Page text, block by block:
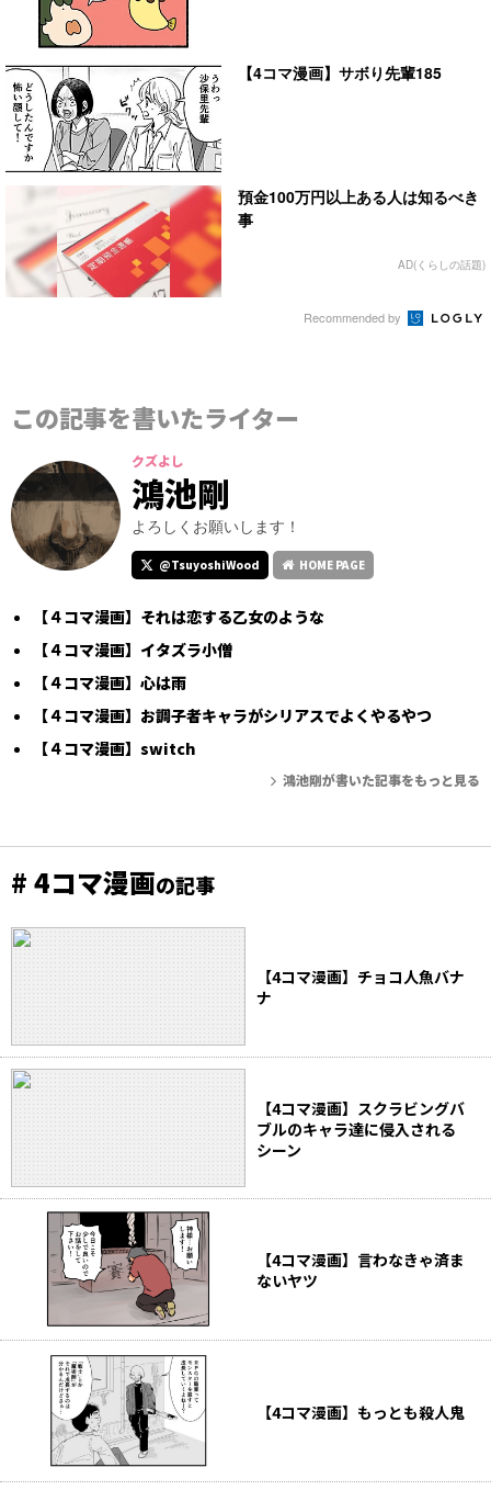
【4コマ漫画】サボり先輩185
預金100万円以上ある人は知るべき
事
AD(くらしの話題)
Recommended by
この記事を書いたライター
クズよし
鴻池剛
よろしくお願いします！
@TsuyoshiWood HOME PAGE
【４コマ漫画】それは恋する乙女のような
【４コマ漫画】イタズラ小僧
【４コマ漫画】心は雨
【４コマ漫画】お調子者キャラがシリアスでよくやるやつ
【４コマ漫画】switch
鴻池剛が書いた記事をもっと見る
# 4コマ漫画の記事
【4コマ漫画】チョコ人魚バナ
ナ
【4コマ漫画】スクラビングバ
ブルのキャラ達に侵入される
シーン
【4コマ漫画】言わなきゃ済ま
ないヤツ
【4コマ漫画】もっとも殺人鬼